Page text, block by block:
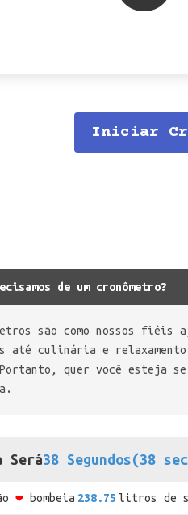
Iniciar
de um cronômetro?
são como nossos
até culinária e relaxamento,
quer você esteja se
Será38 Segundos(38
❤ bombeia 238.75 litros de